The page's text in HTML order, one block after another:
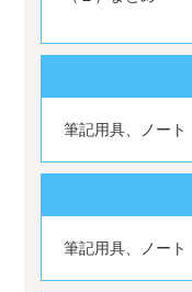
筆記用具、ノート
筆記用具、ノート